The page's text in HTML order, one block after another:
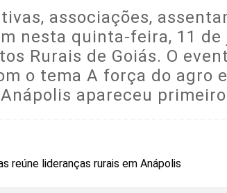
associações,
nesta quinta-feira, 11
Rurais de Goiás. O
o tema A força do
apareceu